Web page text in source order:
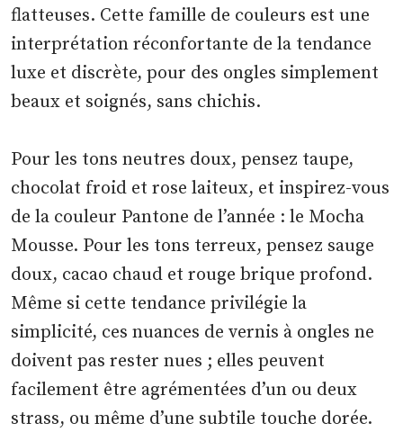
flatteuses. Cette famille de couleurs est une
interprétation réconfortante de la tendance
luxe et discrète, pour des ongles simplement
beaux et soignés, sans chichis.
Pour les tons neutres doux, pensez taupe,
chocolat froid et rose laiteux, et inspirez-vous
de la couleur Pantone de l’année : le Mocha
Mousse. Pour les tons terreux, pensez sauge
doux, cacao chaud et rouge brique profond.
Même si cette tendance privilégie la
simplicité, ces nuances de vernis à ongles ne
doivent pas rester nues ; elles peuvent
facilement être agrémentées d’un ou deux
strass, ou même d’une subtile touche dorée.